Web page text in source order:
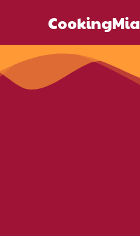
CookingMia_